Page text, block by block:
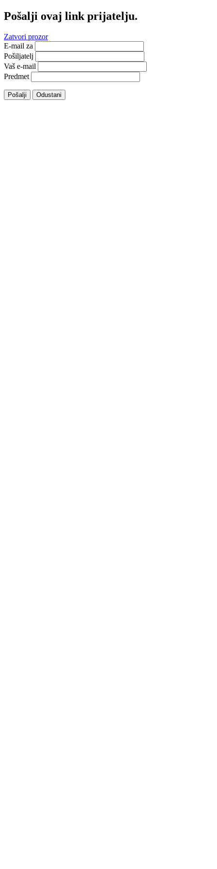
Pošalji ovaj link prijatelju.
Zatvori prozor
E-mail za
Pošiljatelj
Vaš e-mail
Predmet
Pošalji Odustani